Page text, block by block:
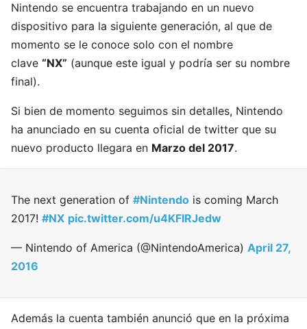
Nintendo se encuentra trabajando en un nuevo
dispositivo para la siguiente generación, al que de
momento se le conoce solo con el nombre
clave “NX” (aunque este igual y podría ser su nombre
final).
Si bien de momento seguimos sin detalles, Nintendo
ha anunciado en su cuenta oficial de twitter que su
nuevo producto llegara en Marzo del 2017.
The next generation of #Nintendo is coming March
2017! #NX pic.twitter.com/u4KFIRJedw
— Nintendo of America (@NintendoAmerica) April 27,
2016
Además la cuenta también anunció que en la próxima